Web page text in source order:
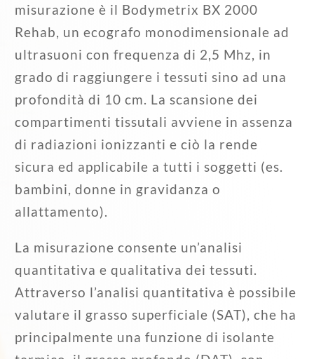
misurazione è il Bodymetrix BX 2000
Rehab, un ecografo monodimensionale ad
ultrasuoni con frequenza di 2,5 Mhz, in
grado di raggiungere i tessuti sino ad una
profondità di 10 cm. La scansione dei
compartimenti tissutali avviene in assenza
di radiazioni ionizzanti e ciò la rende
sicura ed applicabile a tutti i soggetti (es.
bambini, donne in gravidanza o
allattamento).
La misurazione consente un’analisi
quantitativa e qualitativa dei tessuti.
Attraverso l’analisi quantitativa è possibile
valutare il grasso superficiale (SAT), che ha
principalmente una funzione di isolante